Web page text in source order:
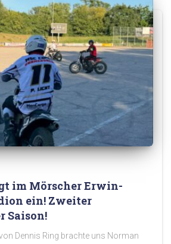
im Mörscher Erwin-
ein! Zweiter
Saison!
Dennis Ring brachte uns Norman